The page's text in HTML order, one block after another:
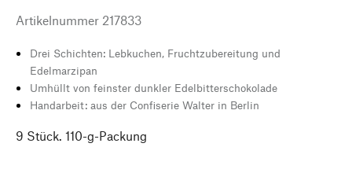
Artikelnummer 217833
Drei Schichten: Lebkuchen, Fruchtzubereitung und
Edelmarzipan
Umhüllt von feinster dunkler Edelbitterschokolade
Handarbeit: aus der Confiserie Walter in Berlin
9 Stück. 110-g-Packung